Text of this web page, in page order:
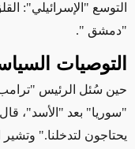
التوسع "الإسرائيلي":
"دمشق ".
التوصيات
حين سُئل الرئيس
"سوريا" بعد "الأسد"،
يحتاجون لتدخلنا." وتشير